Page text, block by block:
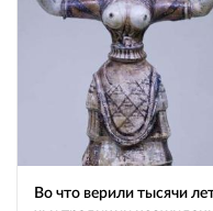
Во что верили тысячи